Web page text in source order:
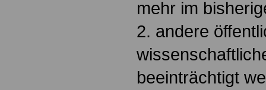
mehr im
2. andere
beeinträchtigt